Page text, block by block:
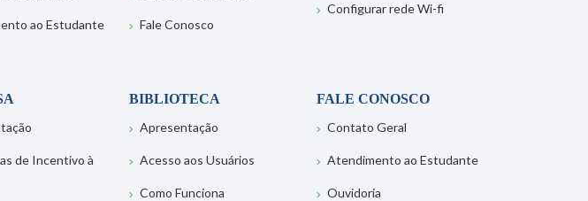
ao Estudante Fale Conosco
Configurar rede Wi-fi
de Incentivo à
BIBLIOTECA
Apresentação
Acesso aos Usuários
Como Funciona
FALE CONOSCO
Contato Geral
Atendimento ao Estudante
Ouvidoria